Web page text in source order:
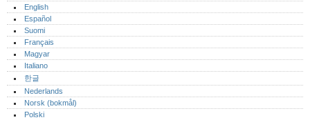
English
Español
Suomi
Français
Magyar
Italiano
한글
Nederlands
Norsk (bokmål)‎
Polski